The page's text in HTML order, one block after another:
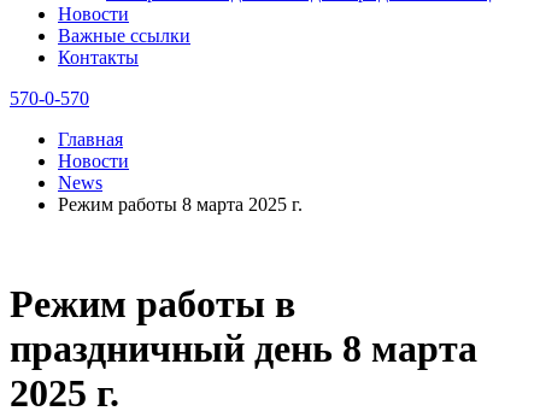
Новости
Важные ссылки
Контакты
570-0-570
Главная
Новости
News
Режим работы 8 марта 2025 г.
Режим работы в
праздничный день 8 марта
2025 г.